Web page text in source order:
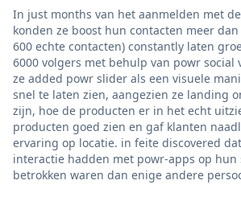
In just months van het aanmelden met
konden ze boost hun contacten meer dan
600 echte contacten) constantly laten
6000 volgers met behulp van powr social
ze added powr slider als een visuele
snel te laten zien, aangezien ze landing
zijn, hoe de producten er in het echt
producten goed zien en gaf klanten
ervaring op locatie. in feite discovered
interactie hadden met powr-apps op hun
betrokken waren dan enige andere